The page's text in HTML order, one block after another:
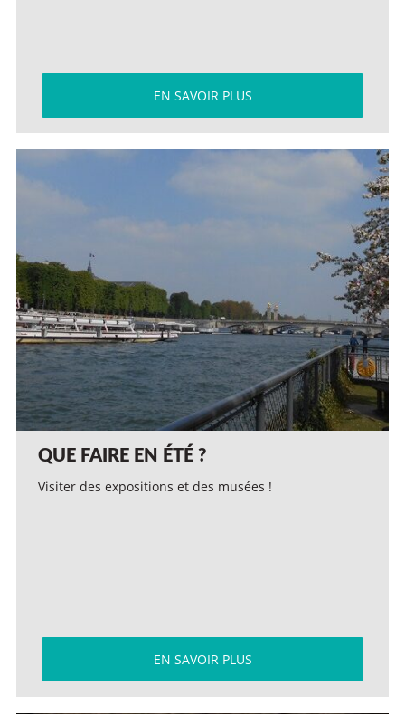
EN SAVOIR PLUS
QUE FAIRE EN ÉTÉ ?
Visiter des expositions et des musées !
EN SAVOIR PLUS